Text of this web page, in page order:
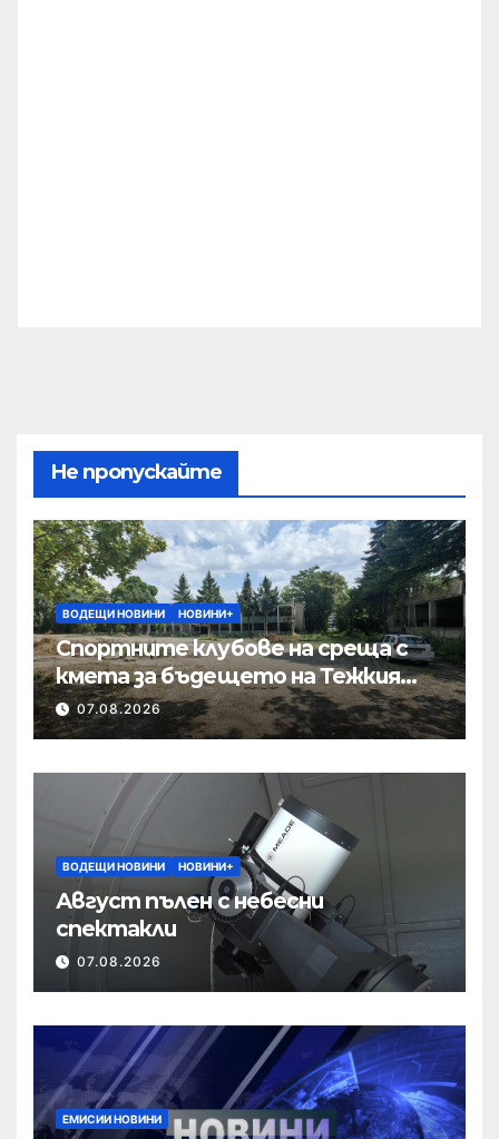
Не пропускайте
ВОДЕЩИ НОВИНИ НОВИНИ+
Спортните клубове на среща с
кмета за бъдещето на Тежкия
полк
07.08.2026
ВОДЕЩИ НОВИНИ НОВИНИ+
Август пълен с небесни
спектакли
07.08.2026
ЕМИСИИ НОВИНИ